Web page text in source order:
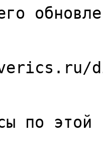
по этой